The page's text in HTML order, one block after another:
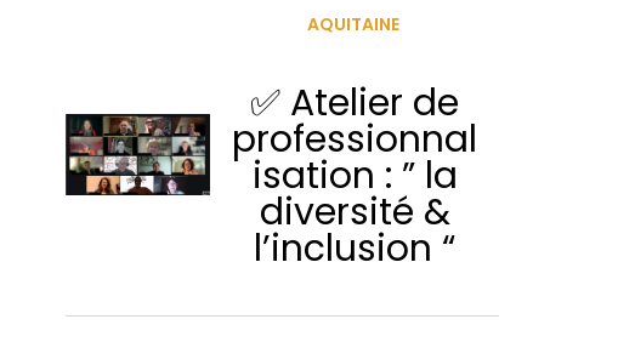
AQUITAINE
✅ Atelier de
professionnal
isation : ” la
diversité &
l’inclusion “